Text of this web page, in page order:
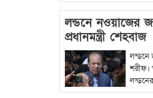
লন্ডনে নওয়াজের
প্রধানমন্ত্রী শেহবাজ
লন্ডনে
শরীফ।
লন্ডনের